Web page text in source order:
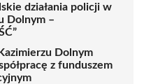
działania policji w
Dolnym –
Dolnym
z funduszem